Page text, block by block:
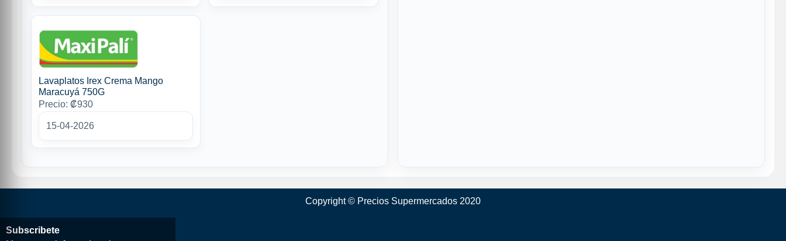
Lavaplatos Irex Crema Mango
Maracuyá 750G
Precio: ₡930
15-04-2026
Copyright © Precios Supermercados 2020
Subscribete